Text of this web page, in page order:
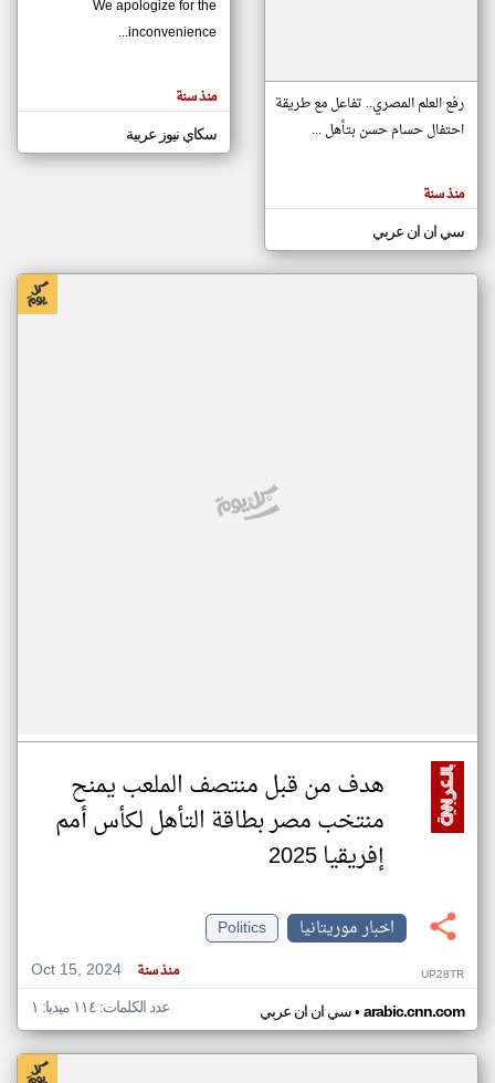
مصادر الأخبار من موريتانيا
اخبار موريتانيا على مدار الساعة
أهم اخبار موريتانيا العاجلة والمباشرة
المقالات
الموجوده
هنا عن
رفع العلم المصري.. تفاعل مع طريقة
احتفال حسام حسن بتأهل ...
منذ سنة
سي ان ان عربي
We apologize for the
inconvenience...
منذ سنة
سكاي نيوز عربية
هدف من قبل منتصف الملعب يمنح
منتخب مصر بطاقة التأهل لكأس أمم
إفريقيا 2025
اخبار موريتانيا
Politics
Oct 15, 2024
منذ سنة UP28TR
سي ان ان عربي• arabic.cnn.com عدد الكلمات: ١١٤ ميديا: ١
klyoum.com